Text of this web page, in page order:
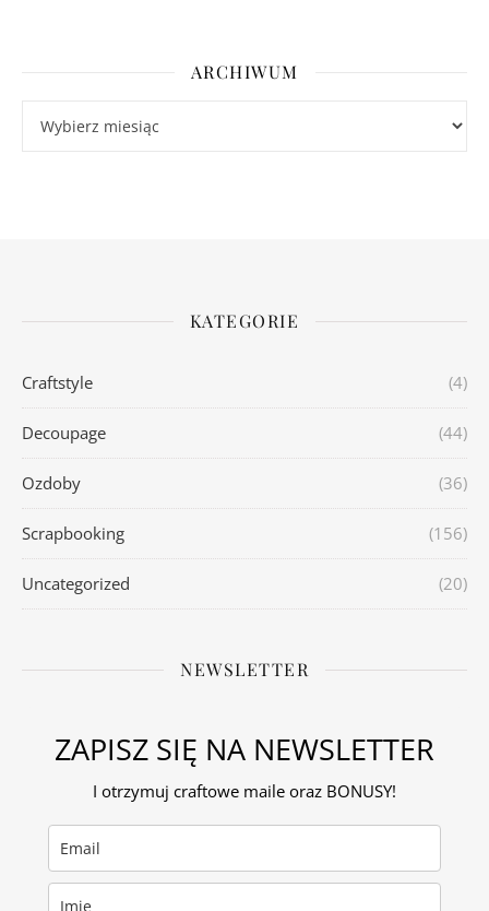
ARCHIWUM
KATEGORIE
Craftstyle (4)
Decoupage (44)
Ozdoby (36)
Scrapbooking (156)
Uncategorized (20)
NEWSLETTER
ZAPISZ SIĘ NA NEWSLETTER
I otrzymuj craftowe maile oraz BONUSY!